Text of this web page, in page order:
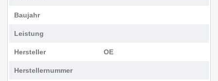
Baujahr
Leistung
Hersteller OE
Herstellernummer